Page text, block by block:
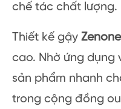
chế tác chất lượng.
Thiết kế gậy Zenone
cao. Nhờ ứng dụng
sản phẩm nhanh
trong cộng đồng